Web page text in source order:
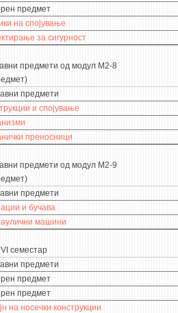
предмет
на спојување
за сигурност
предмети од модул М2-8
предмети
и спојување
преносници
предмети од модул М2-9
предмети
и бучава
машини
семестар
предмети
предмет
предмет
на носечки конструкции